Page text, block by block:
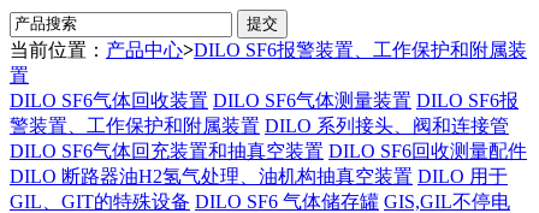
当前位置： 产品中心>DILO SF6报警装置、工作保护和附属装
置
DILO SF6气体回收装置 DILO SF6气体测量装置 DILO SF6报
警装置、工作保护和附属装置 DILO 系列接头、阀和连接管
DILO SF6气体回充装置和抽真空装置 DILO SF6回收测量配件
DILO 断路器油H2氢气处理、油机构抽真空装置 DILO 用于
GIL、GIT的特殊设备 DILO SF6 气体储存罐 GIS,GIL不停电